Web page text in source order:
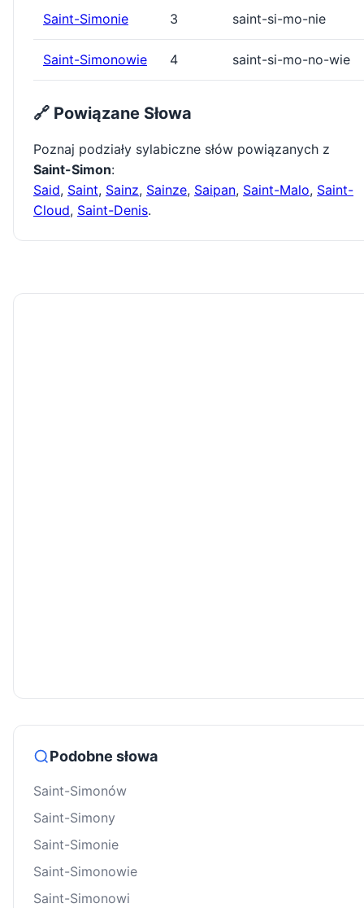
Saint-Simonie 3 saint-si-mo-nie
Saint-Simonowie 4 saint-si-mo-no-wie
🔗 Powiązane Słowa
Poznaj podziały sylabiczne słów powiązanych z
Saint-Simon:
Said, Saint, Sainz, Sainze, Saipan, Saint-Malo, Saint-
Cloud, Saint-Denis.
Podobne słowa
Saint-Simonów
Saint-Simony
Saint-Simonie
Saint-Simonowie
Saint-Simonowi